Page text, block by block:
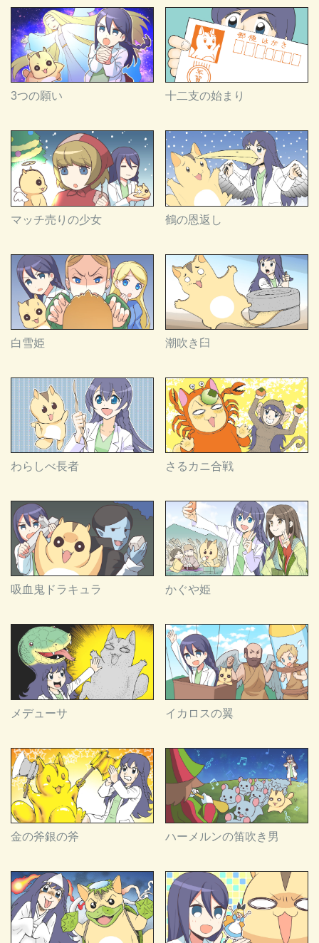
3つの願い 十二支の始まり
マッチ売りの少女 鶴の恩返し
白雪姫 潮吹き臼
わらしべ長者 さるカニ合戦
吸血鬼ドラキュラ かぐや姫
メデューサ イカロスの翼
金の斧銀の斧 ハーメルンの笛吹き男